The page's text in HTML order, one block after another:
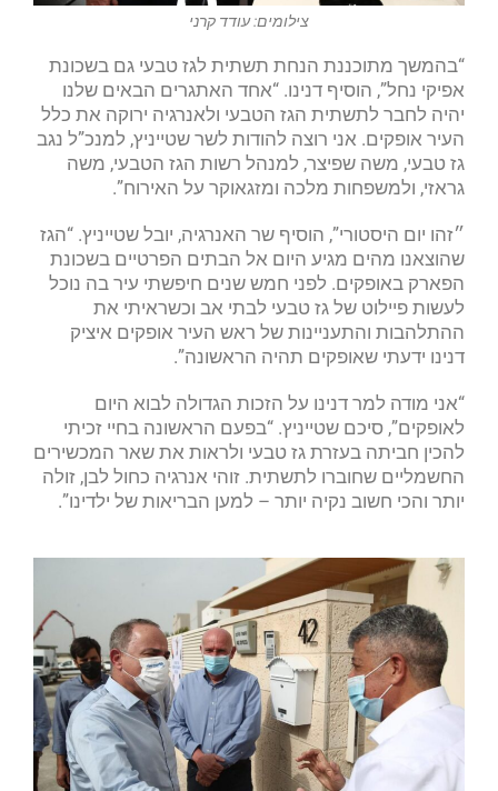
צילומים: עודד קרני
“בהמשך מתוכננת הנחת תשתית לגז טבעי גם בשכונת
אפיקי נחל”, הוסיף דנינו. “אחד האתגרים הבאים שלנו
יהיה לחבר לתשתית הגז הטבעי ולאנרגיה ירוקה את כלל
העיר אופקים. אני רוצה להודות לשר שטייניץ, למנכ”ל נגב
גז טבעי, משה שפיצר, למנהל רשות הגז הטבעי, משה
גראזי, ולמשפחות מלכה ומזגאוקר על האירוח”.
״זהו יום היסטורי”, הוסיף שר האנרגיה, יובל שטייניץ. “הגז
שהוצאנו מהים מגיע היום אל הבתים הפרטיים בשכונת
הפארק באופקים. לפני חמש שנים חיפשתי עיר בה נוכל
לעשות פיילוט של גז טבעי לבתי אב וכשראיתי את
ההתלהבות והתעניינות של ראש העיר אופקים איציק
דנינו ידעתי שאופקים תהיה הראשונה”.
“אני מודה למר דנינו על הזכות הגדולה לבוא היום
לאופקים”, סיכם שטייניץ. “בפעם הראשונה בחיי זכיתי
להכין חביתה בעזרת גז טבעי ולראות את שאר המכשירים
החשמליים שחוברו לתשתית. זוהי אנרגיה כחול לבן, זולה
יותר והכי חשוב נקיה יותר – למען הבריאות של ילדינו”.